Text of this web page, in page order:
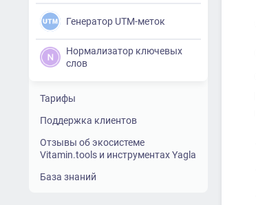
Генератор UTM-меток
Нормализатор ключевых
слов
Тарифы
Поддержка клиентов
Отзывы об экосистеме
Vitamin.tools и инструментах Yagla
База знаний